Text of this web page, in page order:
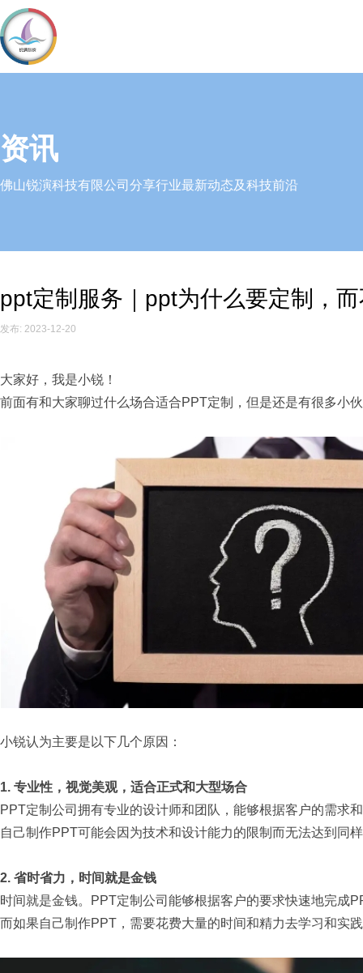
资讯
佛山锐演科技有限公司分享行业最新动态及科技前沿
ppt定制服务｜ppt为什么要定制，
发布: 2023-12-20
大家好，我是小锐！
前面有和大家聊过什么场合适合PPT定制，但是还是有很多小
小锐认为主要是以下几个原因：
1. 专业性，视觉美观，适合正式和大型场合
PPT定制公司拥有专业的设计师和团队，能够根据客户的需求
自己制作PPT可能会因为技术和设计能力的限制而无法达到同
2. 省时省力，时间就是金钱
时间就是金钱。PPT定制公司能够根据客户的要求快速地完成
而如果自己制作PPT，需要花费大量的时间和精力去学习和实